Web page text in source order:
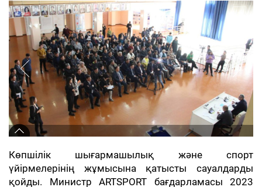
Көпшілік шығармашылық және спорт
үйірмелерінің жұмысына қатысты сауалдарды
қойды. Министр ARTSPORT бағдарламасы 2023